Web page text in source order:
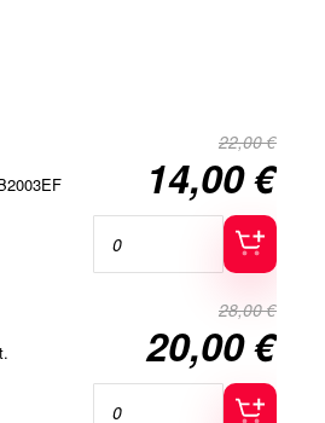
Special
Price
14,00 €
22,00 €
Special
Price
20,00 €
28,00 €